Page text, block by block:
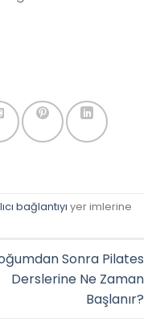
bağlantıyı yer imlerine
Sonra Pilates
Derslerine Ne Zaman
Başlanır?